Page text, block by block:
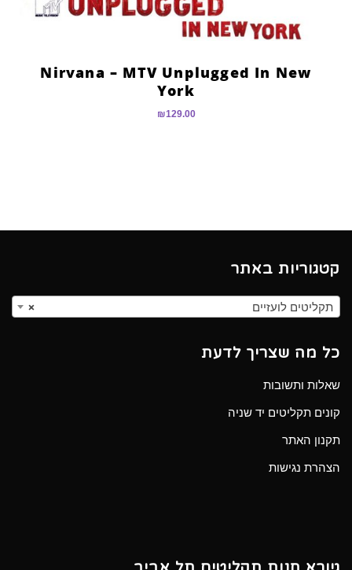
Nirvana – MTV Unplugged In New
York
₪129.00
קטגוריות באתר
× תקליטים לועזיים
כל מה שצריך לדעת
שאלות ותשובות
קונים תקליטים יד שניה
תקנון האתר
הצהרת נגישות